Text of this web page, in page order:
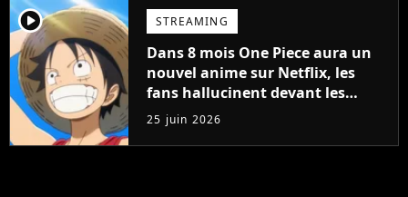
player2 STREAMING
Dans 8 mois One Piece aura un
nouvel anime sur Netflix, les
fans hallucinent devant les
images, "Je vais chialer"
25 juin 2026